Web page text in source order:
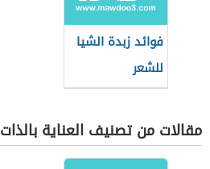
فوائد زبدة الشيا
للشعر
مقالات من تصنيف العناية بالذات